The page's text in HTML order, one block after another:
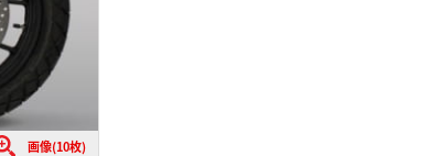
画像(10枚)